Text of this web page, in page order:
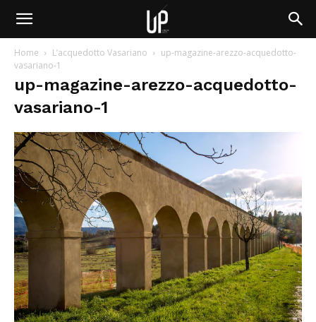
Home L’acquedotto Vasariano
up-magazine-arezzo-acquedotto-
vasariano-1
up-magazine-arezzo-acquedotto-
vasariano-1